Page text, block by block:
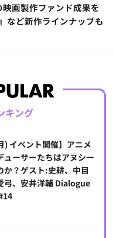
画製作ファンド成果を
など新作ラインナップも
キング
) イベント開催】アニメ
ューサーたちはアヌシー
か？ゲスト:史耕、中目
弓、安井洋輔 Dialogue